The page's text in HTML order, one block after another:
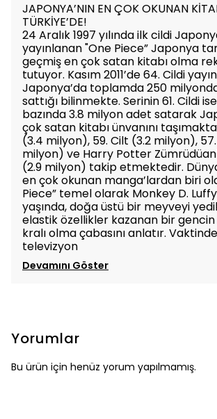
JAPONYA’NIN EN ÇOK OKUNAN
TÜRKİYE’DE!
24 Aralık 1997 yılında ilk cildi
yayınlanan "One Piece” Japonya
geçmiş en çok satan kitabı olma
tutuyor. Kasım 2011’de 64. Cildi
Japonya’da toplamda 250
sattığı bilinmekte. Serinin 61. Cildi
bazında 3.8 milyon adet satarak
çok satan kitabı ünvanını
(3.4 milyon), 59. Cilt (3.2 milyon),
milyon) ve Harry Potter
(2.9 milyon) takip etmektedir.
en çok okunan manga’lardan biri
Piece” temel olarak Monkey D. Luffy
yaşında, doğa üstü bir meyveyi
elastik özellikler kazanan bir
kralı olma çabasını anlatır.
televizyon
Devamını Göster
Yorumlar
Bu ürün için henüz yorum yapılmamış.